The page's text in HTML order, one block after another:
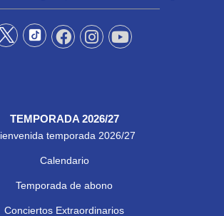
TEMPORADA 2026/27
temporada 2026/27
Calendario
Temporada de abono
Conciertos Extraordinarios